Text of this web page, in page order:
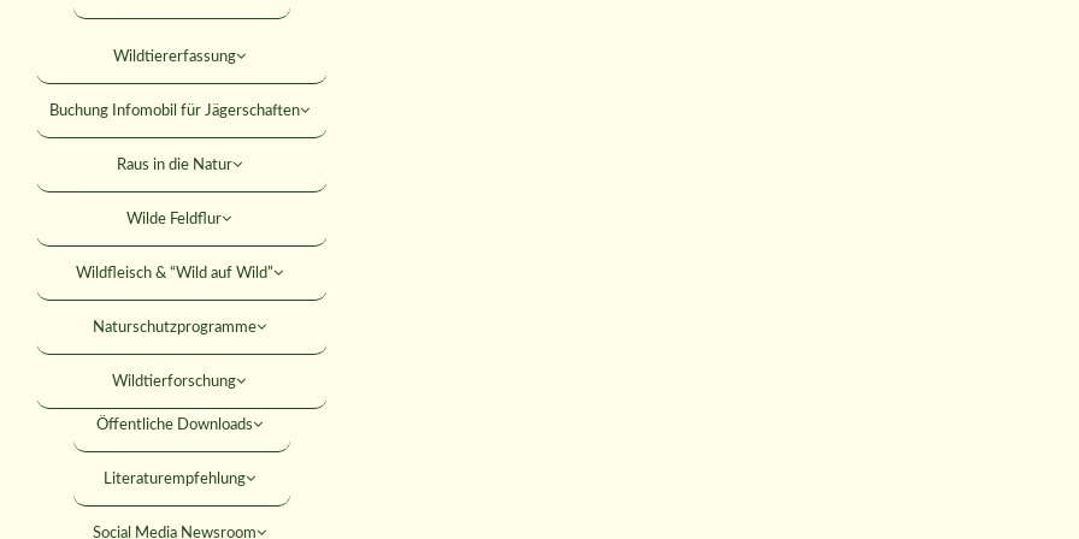
Falkner
Mitteilungsblatt
Versicherungen
Rabatte
Rechtshilfe
Umweltbildung
Förderungen
Seminare
Öffentliche Downloads
Literaturempfehlung
Social Media Newsroom
Wildtiererfassung
Buchung Infomobil für Jägerschaften
Raus in die Natur
Wilde Feldflur
Wildfleisch & “Wild auf Wild”
Naturschutzprogramme
Wildtierforschung
SUCHE
ANMELDEN
e.V.